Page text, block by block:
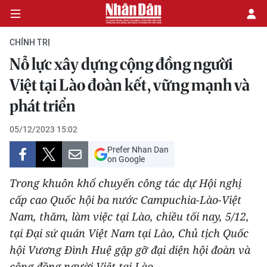
CHÍNH TRỊ
KINH TẾ
VĂN HÓA
XÃ HỘI
PHÁP LUẬT
DU LỊCH
THẾ GIỚI
CHÍNH TRỊ
Nỗ lực xây dựng cộng đồng người
Việt tại Lào đoàn kết, vững mạnh và
phát triển
05/12/2023 15:02
Prefer Nhan Dan
on Google
Trong khuôn khổ chuyến công tác dự Hội nghị
cấp cao Quốc hội ba nước Campuchia-Lào-Việt
Nam, thăm, làm việc tại Lào, chiều tối nay, 5/12,
tại Đại sứ quán Việt Nam tại Lào, Chủ tịch Quốc
hội Vương Đình Huệ gặp gỡ đại diện hội đoàn và